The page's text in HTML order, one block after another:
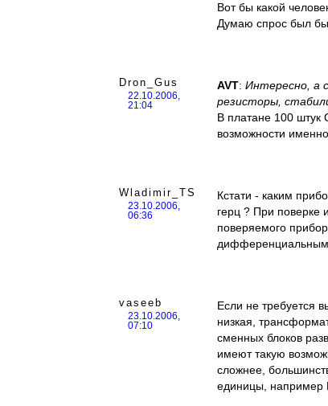
Вот бы какой
Думаю спрос был
Dron_Gus
22.10.2006,
21:04
AVT: Интересно, а
резисторы,
В платане 100 штук
возможности
Wladimir_TS
23.10.2006,
06:36
Кстати - каким
герц ? При поверке
поверяемого
дифференциальным.
vaseeb
23.10.2006,
07:10
Если не требуется
низкая,
сменных блоков
имеют такую
сложнее,
единицы, например